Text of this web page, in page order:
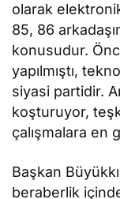
olarak
85, 86
konusudur.
yapılmıştı,
siyasi partidir.
koşturuyor,
çalışmalara en
Başkan
beraberlik